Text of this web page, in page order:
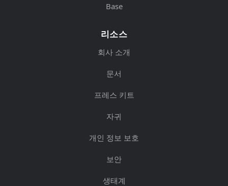
Base
리소스
회사 소개
문서
프레스 키트
자귀
개인 정보 보호
보안
생태계